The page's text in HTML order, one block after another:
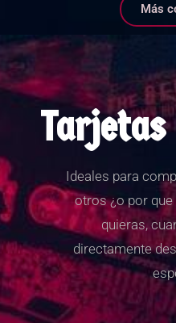
Más
Tarjetas
Ideales para
otros ¿o por
quieras,
directamente